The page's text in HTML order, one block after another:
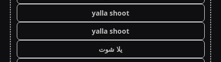
yalla shoot
yalla shoot
يلا شوت